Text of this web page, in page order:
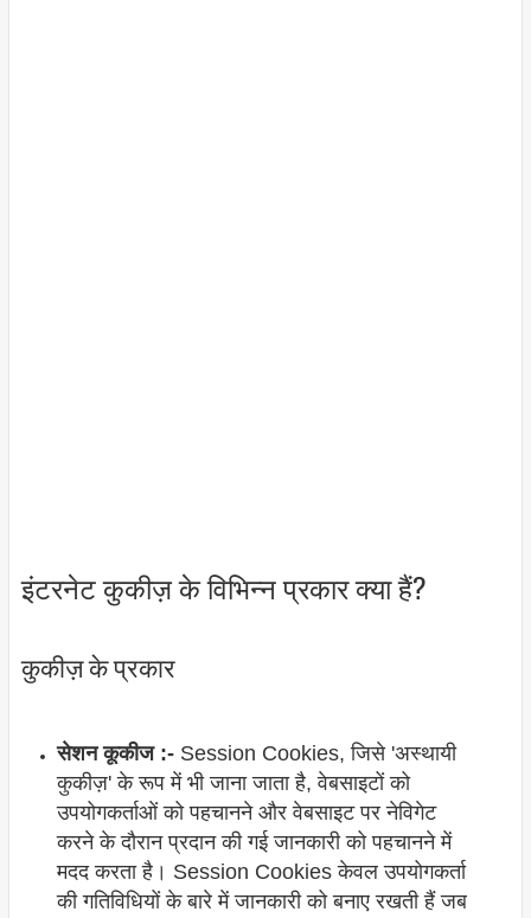
इंटरनेट कुकीज़ के विभिन्न प्रकार क्या हैं?
कुकीज़ के प्रकार
सेशन कूकीज :-Session Cookies, जिसे 'अस्थायी
कुकीज़' के रूप में भी जाना जाता है, वेबसाइटों को
उपयोगकर्ताओं को पहचानने और वेबसाइट पर नेविगेट
करने के दौरान प्रदान की गई जानकारी को पहचानने में
मदद करता है। Session Cookies केवल उपयोगकर्ता
की गतिविधियों के बारे में जानकारी को बनाए रखती हैं जब